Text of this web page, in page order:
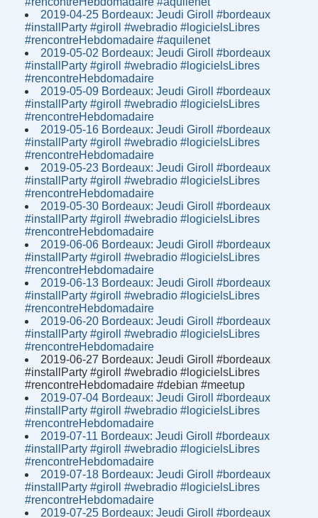
2019-04-25 Bordeaux: Jeudi Giroll #bordeaux
#installParty #giroll #webradio #logicielsLibres
#rencontreHebdomadaire #aquilenet
2019-05-02 Bordeaux: Jeudi Giroll #bordeaux
#installParty #giroll #webradio #logicielsLibres
#rencontreHebdomadaire
2019-05-09 Bordeaux: Jeudi Giroll #bordeaux
#installParty #giroll #webradio #logicielsLibres
#rencontreHebdomadaire
2019-05-16 Bordeaux: Jeudi Giroll #bordeaux
#installParty #giroll #webradio #logicielsLibres
#rencontreHebdomadaire
2019-05-23 Bordeaux: Jeudi Giroll #bordeaux
#installParty #giroll #webradio #logicielsLibres
#rencontreHebdomadaire
2019-05-30 Bordeaux: Jeudi Giroll #bordeaux
#installParty #giroll #webradio #logicielsLibres
#rencontreHebdomadaire
2019-06-06 Bordeaux: Jeudi Giroll #bordeaux
#installParty #giroll #webradio #logicielsLibres
#rencontreHebdomadaire
2019-06-13 Bordeaux: Jeudi Giroll #bordeaux
#installParty #giroll #webradio #logicielsLibres
#rencontreHebdomadaire
2019-06-20 Bordeaux: Jeudi Giroll #bordeaux
#installParty #giroll #webradio #logicielsLibres
#rencontreHebdomadaire
2019-06-27 Bordeaux: Jeudi Giroll #bordeaux
#installParty #giroll #webradio #logicielsLibres
#rencontreHebdomadaire #debian #meetup
2019-07-04 Bordeaux: Jeudi Giroll #bordeaux
#installParty #giroll #webradio #logicielsLibres
#rencontreHebdomadaire
2019-07-11 Bordeaux: Jeudi Giroll #bordeaux
#installParty #giroll #webradio #logicielsLibres
#rencontreHebdomadaire
2019-07-18 Bordeaux: Jeudi Giroll #bordeaux
#installParty #giroll #webradio #logicielsLibres
#rencontreHebdomadaire
2019-07-25 Bordeaux: Jeudi Giroll #bordeaux